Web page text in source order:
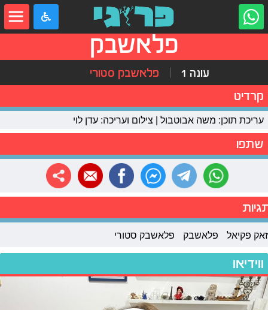
פלאשבק
עונה 1 פלאשבק סטורי
קרדיט
עריכת תוכן: משה אבוטבול | צילום ועריכה: עדן לוי
שתפו
זאק פקיאל פלאשבק פלאשבק סטורי
ווידיאו